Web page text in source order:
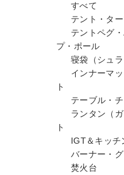
すべて
テント・タ
テントペグ
プ・ポール
寝袋（シュ
インナーマ
ト
テーブル・
ランタン（
ト
IGT＆キッチ
バーナー・
焚火台